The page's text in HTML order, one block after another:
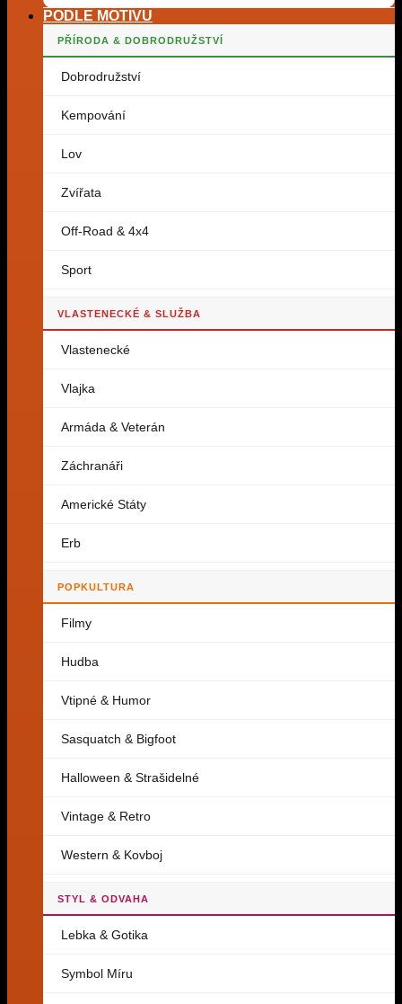
PODLE MOTIVU
PŘÍRODA & DOBRODRUŽSTVÍ
Dobrodružství
Kempování
Lov
Zvířata
Off-Road & 4x4
Sport
VLASTENECKÉ & SLUŽBA
Vlastenecké
Vlajka
Armáda & Veterán
Záchranáři
Americké Státy
Erb
POPKULTURA
Filmy
Hudba
Vtipné & Humor
Sasquatch & Bigfoot
Halloween & Strašidelné
Vintage & Retro
Western & Kovboj
STYL & ODVAHA
Lebka & Gotika
Symbol Míru